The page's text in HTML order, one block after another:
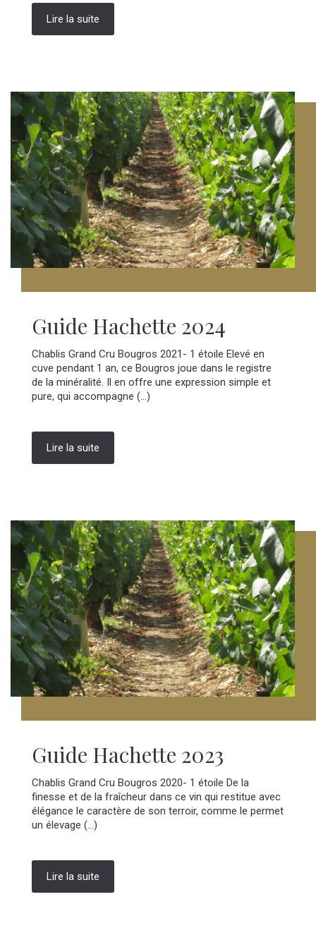
Lire la suite
Guide Hachette 2024
Chablis Grand Cru Bougros 2021- 1 étoile Elevé en
cuve pendant 1 an, ce Bougros joue dans le registre
de la minéralité. Il en offre une expression simple et
pure, qui accompagne (...)
Lire la suite
Guide Hachette 2023
Chablis Grand Cru Bougros 2020- 1 étoile De la
finesse et de la fraîcheur dans ce vin qui restitue avec
élégance le caractère de son terroir, comme le permet
un élevage (...)
Lire la suite